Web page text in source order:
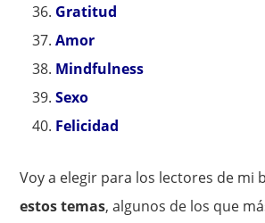
Gratitud
Amor
Mindfulness
Sexo
Felicidad
Voy a elegir para los lectores de mi
estos temas, algunos de los que